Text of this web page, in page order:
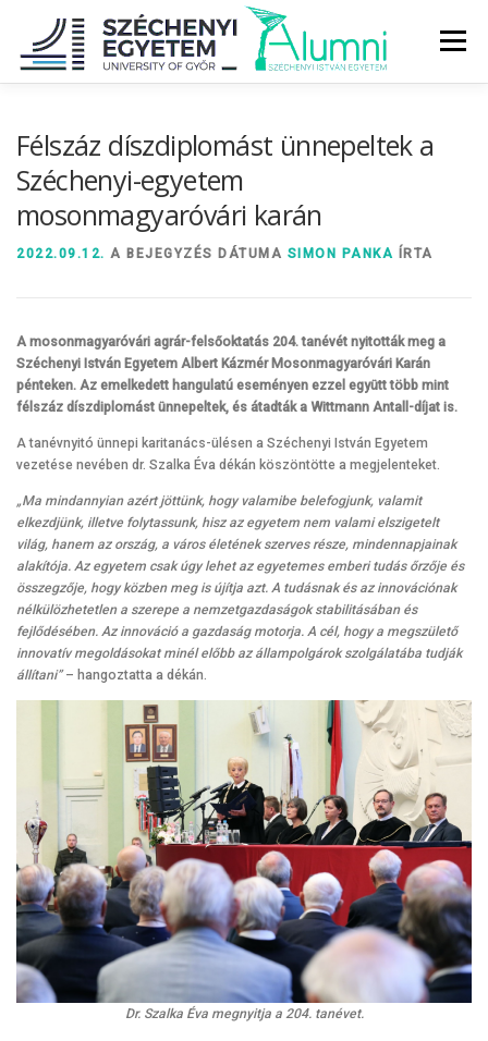
tartalomhoz
Menü
DIPLOMÁN TÚL
Félszáz díszdiplomást ünnepeltek a
Széchenyi-egyetem
mosonmagyaróvári karán
2022.09.12. A BEJEGYZÉS DÁTUMA SIMON PANKA ÍRTA
A mosonmagyaróvári agrár-felsőoktatás 204. tanévét nyitották meg a
Széchenyi István Egyetem Albert Kázmér Mosonmagyaróvári Karán
pénteken. Az emelkedett hangulatú eseményen ezzel együtt több mint
félszáz díszdiplomást ünnepeltek, és átadták a Wittmann Antall-díjat is.
A tanévnyitó ünnepi karitanács-ülésen a Széchenyi István Egyetem
vezetése nevében dr. Szalka Éva dékán köszöntötte a megjelenteket.
„Ma mindannyian azért jöttünk, hogy valamibe belefogjunk, valamit
elkezdjünk, illetve folytassunk, hisz az egyetem nem valami elszigetelt
világ, hanem az ország, a város életének szerves része, mindennapjainak
alakítója. Az egyetem csak úgy lehet az egyetemes emberi tudás őrzője és
összegzője, hogy közben meg is újítja azt. A tudásnak és az innovációnak
nélkülözhetetlen a szerepe a nemzetgazdaságok stabilitásában és
fejlődésében. Az innováció a gazdaság motorja. A cél, hogy a megszülető
innovatív megoldásokat minél előbb az állampolgárok szolgálatába tudják
állítani”– hangoztatta a dékán.
Dr. Szalka Éva megnyitja a 204. tanévet.